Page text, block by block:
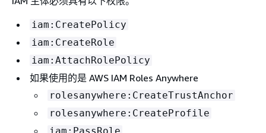
iam:CreatePolicy
iam:CreateRole
iam:AttachRolePolicy
如果使用的是 AWS IAM Roles Anywhere
rolesanywhere:CreateTrustAnchor
rolesanywhere:CreateProfile